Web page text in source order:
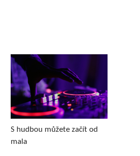
S hudbou můžete začít od
mala